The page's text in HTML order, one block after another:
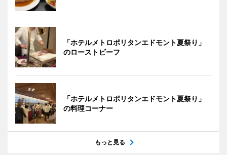
「ホテルメトロポリタンエドモント夏祭り」
のローストビーフ
「ホテルメトロポリタンエドモント夏祭り」
の料理コーナー
もっと見る